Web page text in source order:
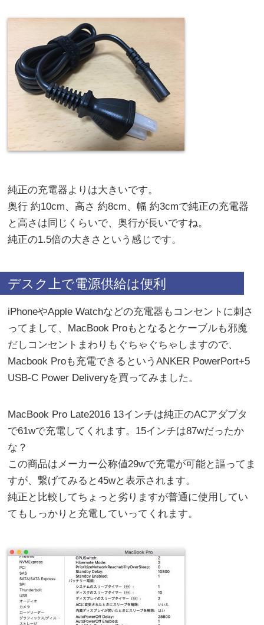
純正の充電器よりは大きいです。
奥行 約10cm、高さ 約8cm、幅 約3cmで純正の充電器
と高さは同じくらいで、奥行が長いですね。
純正の1.5倍の大きさという感じです。
デスク上で電源供給は便利
iPhoneやApple Watchなどの充電器もコンセントに刺さ
ってまして、MacBook Proもとなるとケーブルも邪魔
だしコンセントまわりもぐちゃぐちゃしますので、
Macbook Proも充電できるというANKER PowerPort+5
USB-C Power Deliveryを買ってみました。
MacBook Pro Late2016 13インチは純正のACアダプタ
で61wで充電してくれます。15インチは87wだったか
な？
この商品はメーカー公称値29wで充電が可能と謳ってま
すが、繋げてみると45wと表示されます。
純正と比較してちょっと劣りますが普通に使用してい
てもしっかりと充電していってくれます。